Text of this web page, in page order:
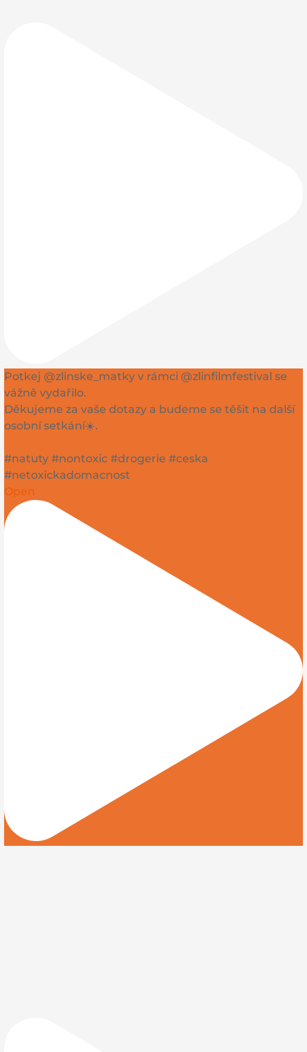
Potkej @zlinske_matky v rámci @zlinfilmfestival se
vážně vydařilo.
Děkujeme za vaše dotazy a budeme se těšit na další
osobní setkání☀️.
#natuty #nontoxic #drogerie #ceska
#netoxickadomacnost
Open